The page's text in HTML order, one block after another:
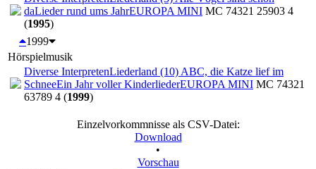
daLieder rund ums JahrEUROPA MINI MC 74321 25903 4
(1995)
1999
Hörspielmusik
Diverse InterpretenLiederland (10) ABC, die Katze lief im
SchneeEin Jahr voller KinderliederEUROPA MINI MC 74321
63789 4 (1999)
Einzelvorkommnisse als CSV-Datei:
Download
•
Vorschau